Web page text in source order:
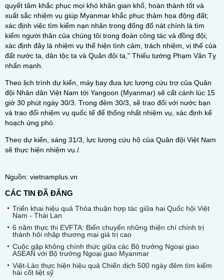
quyết tâm khắc phục mọi khó khăn gian khổ, hoàn thành tốt và
xuất sắc nhiệm vụ giúp Myanmar khắc phục thảm họa động đất;
xác định việc tìm kiếm nạn nhân trong đống đổ nát chính là tìm
kiếm người thân của chúng tôi trong đoàn công tác và đồng đội;
xác định đây là nhiệm vụ thể hiện tình cảm, trách nhiệm, vị thế của
đất nước ta, dân tộc ta và Quân đội ta," Thiếu tướng Phạm Văn Tỵ
nhấn mạnh.
Theo lịch trình dự kiến, máy bay đưa lực lượng cứu trợ của Quân
đội Nhân dân Việt Nam tới Yangoon (Myanmar) sẽ cất cánh lúc 15
giờ 30 phút ngày 30/3. Trong đêm 30/3, sẽ trao đổi với nước bạn
và trao đổi nhiệm vụ quốc tế để thống nhất nhiệm vụ, xác định kế
hoạch ứng phó.
Theo dự kiến, sáng 31/3, lực lượng cứu hộ của Quân đội Việt Nam
sẽ thực hiện nhiệm vụ./.
Nguồn: vietnamplus.vn
CÁC TIN ĐÃ ĐĂNG
Triển khai hiệu quả Thỏa thuận hợp tác giữa hai Quốc hội Việt
Nam - Thái Lan
6 năm thực thi EVFTA: Biến chuyển những thiện chí chính trị
thành hội nhập thương mại giá trị cao
Cuộc gặp không chính thức giữa các Bộ trưởng Ngoại giao
ASEAN với Bộ trưởng Ngoại giao Myanmar
Việt-Lào thực hiện hiệu quả Chiến dịch 500 ngày đêm tìm kiếm
hài cốt liệt sỹ